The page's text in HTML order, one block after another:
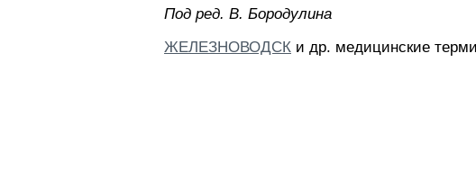
Пoд peд. B. Бopoдyлинa
ЖЕЛЕЗНОВОДСК и др. медицинские